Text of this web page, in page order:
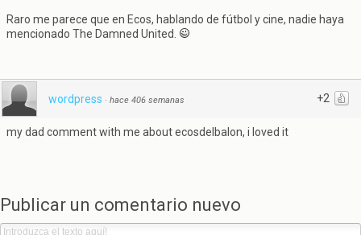
Raro me parece que en Ecos, hablando de fútbol y cine, nadie haya
mencionado The Damned United.
+2
wordpress · hace 406 semanas
my dad comment with me about ecosdelbalon, i loved it
Publicar un comentario nuevo